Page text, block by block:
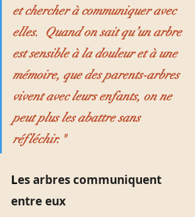
et chercher à communiquer avec
elles. Quand on sait qu’un arbre
est sensible à la douleur et à une
mémoire, que des parents-arbres
vivent avec leurs enfants, on ne
peut plus les abattre sans
réfléchir."
Les arbres communiquent
entre eux